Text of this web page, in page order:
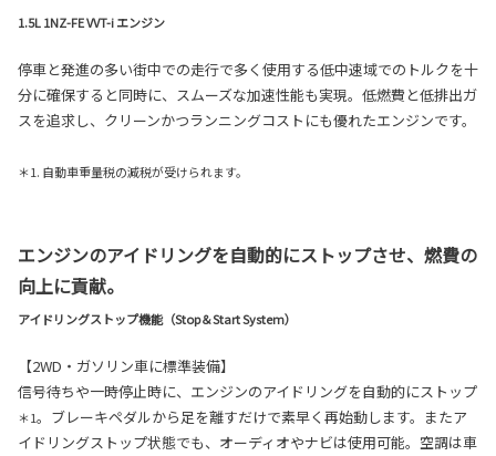
1.5L 1NZ-FE VVT-i エンジン
停車と発進の多い街中での走行で多く使用する低中速域でのトルクを十
分に確保すると同時に、スムーズな加速性能も実現。低燃費と低排出ガ
スを追求し、クリーンかつランニングコストにも優れたエンジンです。
＊1. 自動車重量税の減税が受けられます。
エンジンのアイドリングを自動的にストップさせ、燃費の
向上に貢献。
アイドリングストップ機能（Stop＆Start System）
【2WD・ガソリン車に標準装備】
信号待ちや一時停止時に、エンジンのアイドリングを自動的にストップ
＊1。ブレーキペダルから足を離すだけで素早く再始動します。またア
イドリングストップ状態でも、オーディオやナビは使用可能。空調は車